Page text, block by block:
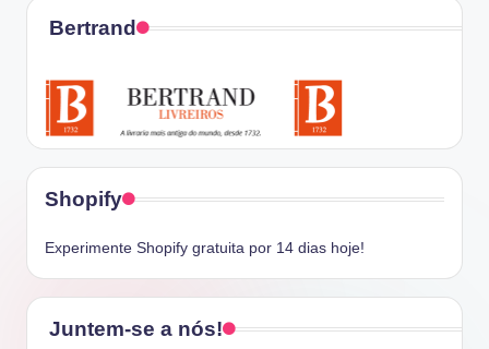
Bertrand
Shopify
Experimente Shopify gratuita por 14 dias hoje!
Juntem-se a nós!